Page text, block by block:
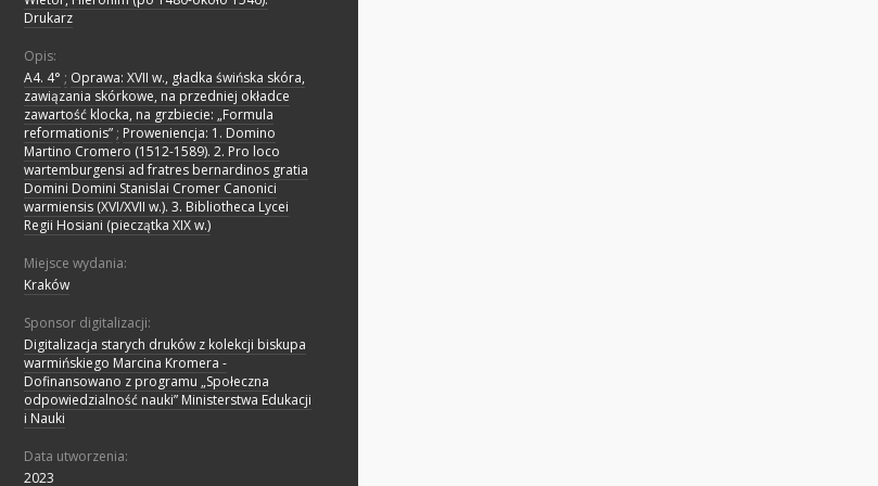
Drukarz
Opis:
A4. 4° ; Oprawa: XVII w., gładka świńska skóra,
zawiązania skórkowe, na przedniej okładce
zawartość klocka, na grzbiecie: „Formula
reformationis” ; Proweniencja: 1. Domino
Martino Cromero (1512-1589). 2. Pro loco
wartemburgensi ad fratres bernardinos gratia
Domini Domini Stanislai Cromer Canonici
warmiensis (XVI/XVII w.). 3. Bibliotheca Lycei
Regii Hosiani (pieczątka XIX w.)
Miejsce wydania:
Kraków
Sponsor digitalizacji:
Digitalizacja starych druków z kolekcji biskupa
warmińskiego Marcina Kromera -
Dofinansowano z programu „Społeczna
odpowiedzialność nauki” Ministerstwa Edukacji
i Nauki
Data utworzenia:
2023